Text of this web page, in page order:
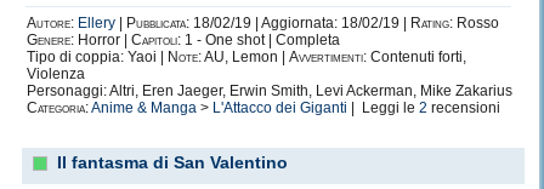
Autore: Ellery Pubblicata: 18/02/19 | Aggiornata: 18/02/19 | Rating: Rosso
Genere: Horror | Capitoli: 1 - One shot | Completa
Tipo di coppia: Yaoi |
Note:AU, Lemon | Avvertimenti: Contenuti forti,
Violenza
Personaggi: Altri, Eren Jaeger, Erwin Smith, Levi Ackerman, Mike Zakarius
Categoria:Anime & Manga > L'Attacco dei Giganti | Leggi le 2 recensioni
Il fantasma di San Valentino